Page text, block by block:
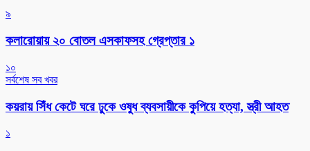
৯
কলারোয়ায় ২০ বোতল এসকাফসহ গ্রেপ্তার ১
১০
সর্বশেষ সব খবর
কয়রায় সিঁধ কেটে ঘরে ঢুকে ওষুধ ব্যবসায়ীকে কুপিয়ে হত্যা, স্ত্রী আহত
১